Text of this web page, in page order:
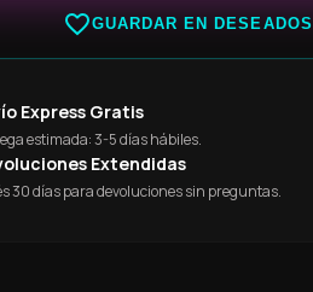
favorite_borderGUARDAR EN DESEADOS
Express Gratis
estimada: 3-5 días hábiles.
Extendidas
30 días para devoluciones sin preguntas.